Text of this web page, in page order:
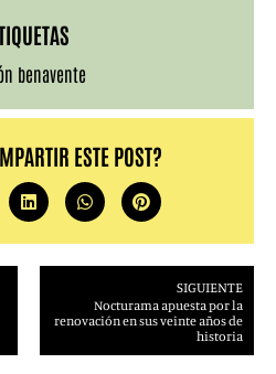
benavente
ESTE POST?
SIGUIENTE
Nocturama apuesta por la
renovación en sus veinte años de
historia